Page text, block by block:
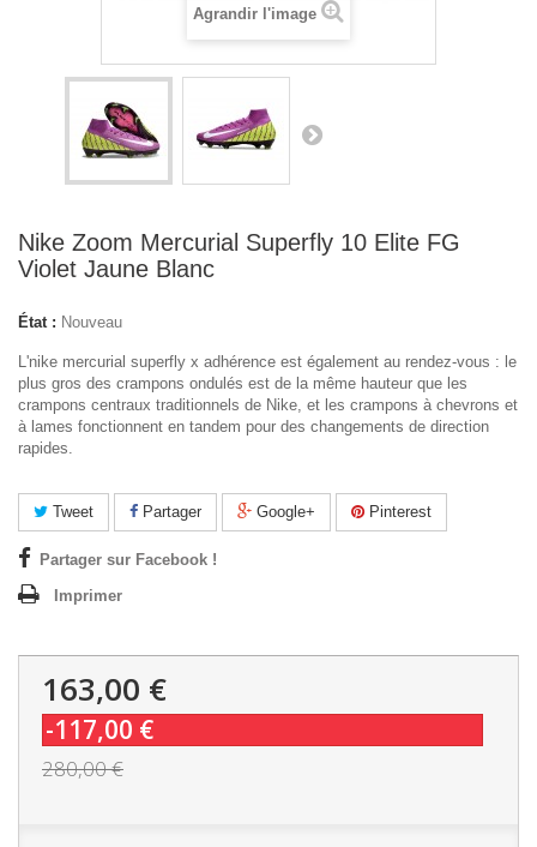
Agrandir l'image
Nike Zoom Mercurial Superfly 10 Elite FG
Violet Jaune Blanc
État : Nouveau
L'nike mercurial superfly x adhérence est également au rendez-vous : le
plus gros des crampons ondulés est de la même hauteur que les
crampons centraux traditionnels de Nike, et les crampons à chevrons et
à lames fonctionnent en tandem pour des changements de direction
rapides.
Tweet Partager Google+ Pinterest
Partager sur Facebook !
Imprimer
163,00 €
-117,00 €
280,00 €